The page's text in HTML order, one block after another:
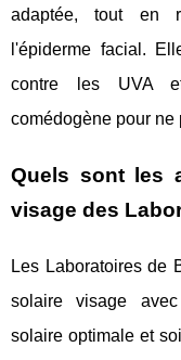
adaptée, tout en
l'épiderme facial.
contre les UVA
comédogène pour ne
Quels sont les
visage des
Les Laboratoires de
solaire visage
solaire optimale et